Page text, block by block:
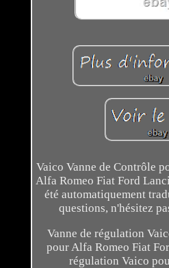
Vaico Vanne de Contrôle
Alfa Romeo Fiat Ford
été automatiquement
questions, n'hésitez
Vanne de régulation
pour Alfa Romeo Fiat
régulation Vaico